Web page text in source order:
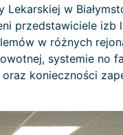
w
przedstawiciele izb
w różnych
systemie no
konieczności